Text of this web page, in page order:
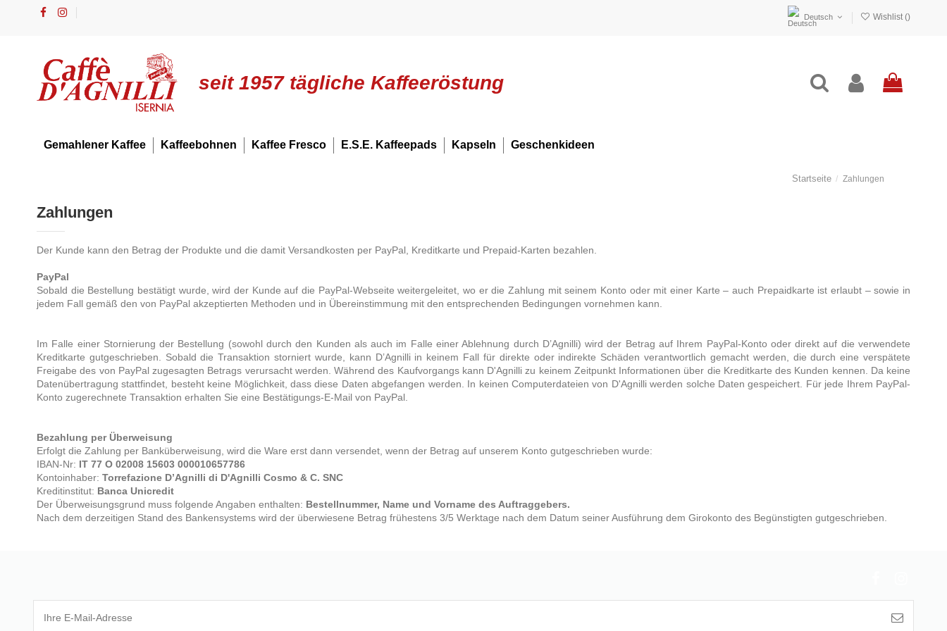
Deutsch Wishlist ()
seit 1957 tägliche Kaffeeröstung
Gemahlener Kaffee Kaffeebohnen Kaffee Fresco E.S.E. Kaffeepads Kapseln Geschenkideen
Startseite Zahlungen
Zahlungen
Der Kunde kann den Betrag der Produkte und die damit Versandkosten per PayPal, Kreditkarte und Prepaid-Karten bezahlen.
PayPal
Sobald die Bestellung bestätigt wurde, wird der Kunde auf die PayPal-Webseite weitergeleitet, wo er die Zahlung mit seinem Konto oder mit einer Karte – auch Prepaidkarte ist erlaubt – sowie in
jedem Fall gemäß den von PayPal akzeptierten Methoden und in Übereinstimmung mit den entsprechenden Bedingungen vornehmen kann.
Im Falle einer Stornierung der Bestellung (sowohl durch den Kunden als auch im Falle einer Ablehnung durch D’Agnilli) wird der Betrag auf Ihrem PayPal-Konto oder direkt auf die verwendete
Kreditkarte gutgeschrieben. Sobald die Transaktion storniert wurde, kann D’Agnilli in keinem Fall für direkte oder indirekte Schäden verantwortlich gemacht werden, die durch eine verspätete
Freigabe des von PayPal zugesagten Betrags verursacht werden. Während des Kaufvorgangs kann D'Agnilli zu keinem Zeitpunkt Informationen über die Kreditkarte des Kunden kennen. Da keine
Datenübertragung stattfindet, besteht keine Möglichkeit, dass diese Daten abgefangen werden. In keinen Computerdateien von D'Agnilli werden solche Daten gespeichert. Für jede Ihrem PayPal-
Konto zugerechnete Transaktion erhalten Sie eine Bestätigungs-E-Mail von PayPal.
Bezahlung per Überweisung
Erfolgt die Zahlung per Banküberweisung, wird die Ware erst dann versendet, wenn der Betrag auf unserem Konto gutgeschrieben wurde:
IBAN-Nr: IT 77 O 02008 15603 000010657786
Kontoinhaber: Torrefazione D’Agnilli di D'Agnilli Cosmo & C. SNC
Kreditinstitut: Banca Unicredit
Der Überweisungsgrund muss folgende Angaben enthalten: Bestellnummer, Name und Vorname des Auftraggebers.
Nach dem derzeitigen Stand des Bankensystems wird der überwiesene Betrag frühestens 3/5 Werktage nach dem Datum seiner Ausführung dem Girokonto des Begünstigten gutgeschrieben.